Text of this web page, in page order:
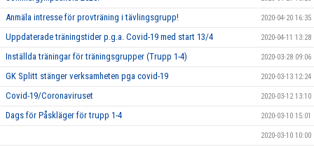
Anmäla intresse för provträning i tävlingsgrupp! 2020-04-20 16:35
Uppdaterade träningstider p.g.a. Covid-19 med start 13/4 2020-04-11 13:28
Inställda träningar för träningsgrupper (Trupp 1-4) 2020-03-28 09:06
GK Splitt stänger verksamheten pga covid-19 2020-03-13 12:24
Covid-19/Coronaviruset 2020-03-12 13:10
Dags för Påskläger för trupp 1-4 2020-03-10 15:01
2020-03-10 10:00